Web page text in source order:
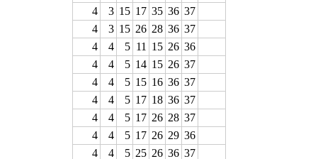
4
3 15 17 35 36 37
4
3 15 26 28 36 37
4
4 5 11 15 26 36
4
4 5 14 15 26 37
4
4 5 15 16 36 37
4
4 5 17 18 36 37
4
4 5 17 26 28 37
4
4 5 17 26 29 36
4
4 5 25 26 36 37